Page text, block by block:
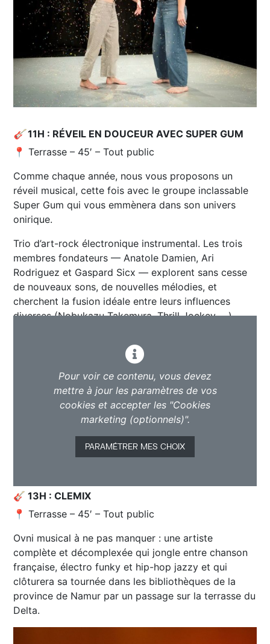
🎸11H : RÉVEIL EN DOUCEUR AVEC SUPER GUM
📍 Terrasse – 45′ – Tout public
Comme chaque année, nous vous proposons un
réveil musical, cette fois avec le groupe inclassable
Super Gum qui vous emmènera dans son univers
onirique.
Trio d’art-rock électronique instrumental. Les trois
membres fondateurs — Anatole Damien, Ari
Rodriguez et Gaspard Sicx — explorent sans cesse
de nouveaux sons, de nouvelles mélodies, et
cherchent la fusion idéale entre leurs influences
diverses (Nobukazu Takemura, Thrill Jockey, …).
Pour voir ce contenu, vous devez
mettre à jour les paramètres de vos
cookies et accepter les "Cookies
marketing (optionnels)".
PARAMÉTRER MES CHOIX
🎸 13H : CLEMIX
📍 Terrasse – 45′ – Tout public
Ovni musical à ne pas manquer : une artiste
complète et décomplexée qui jongle entre chanson
française, électro funky et hip-hop jazzy et qui
clôturera sa tournée dans les bibliothèques de la
province de Namur par un passage sur la terrasse du
Delta.